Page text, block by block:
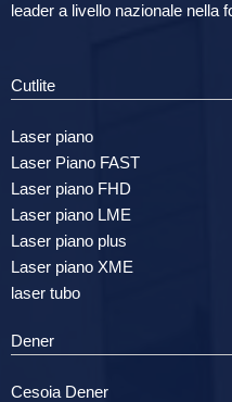
leader a livello nazionale nella
Cutlite
Laser piano
Laser Piano FAST
Laser piano FHD
Laser piano LME
Laser piano plus
Laser piano XME
laser tubo
Dener
Cesoia Dener